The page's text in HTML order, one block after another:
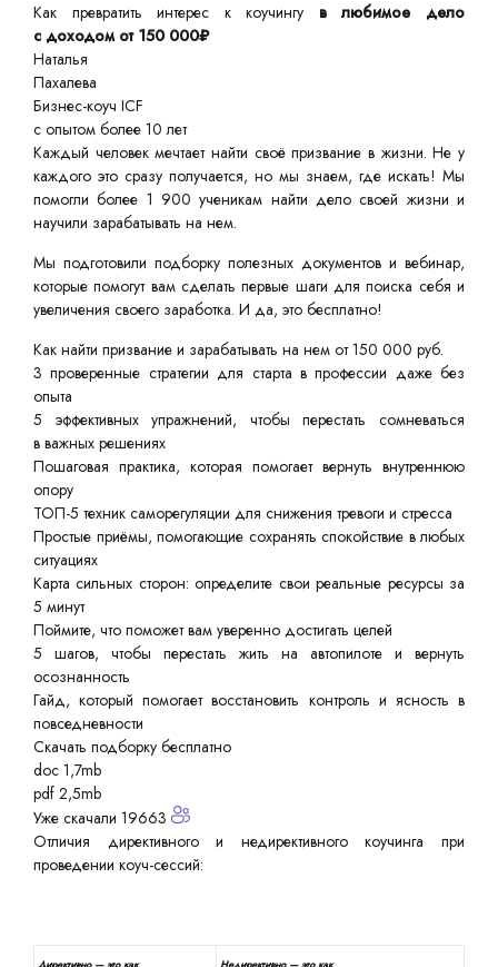
Как превратить интерес к коучингу в любимое дело
с доходом от 150 000₽
Наталья
Пахалева
Бизнес-коуч ICF
с опытом более 10 лет
Каждый человек мечтает найти своё призвание в жизни. Не у
каждого это сразу получается, но мы знаем, где искать! Мы
помогли более 1 900 ученикам найти дело своей жизни и
научили зарабатывать на нем.
Мы подготовили подборку полезных документов и вебинар,
которые помогут вам сделать первые шаги для поиска себя и
увеличения своего заработка. И да, это бесплатно!
Как найти призвание и зарабатывать на нем от 150 000 руб.
3 проверенные стратегии для старта в профессии даже без
опыта
5 эффективных упражнений, чтобы перестать сомневаться
в важных решениях
Пошаговая практика, которая помогает вернуть внутреннюю
опору
ТОП-5 техник саморегуляции для снижения тревоги и стресса
Простые приёмы, помогающие сохранять спокойствие в любых
ситуациях
Карта сильных сторон: определите свои реальные ресурсы за
5 минут
Поймите, что поможет вам уверенно достигать целей
5 шагов, чтобы перестать жить на автопилоте и вернуть
осознанность
Гайд, который помогает восстановить контроль и ясность в
повседневности
Скачать подборку бесплатно
doc 1,7mb
pdf 2,5mb
Уже скачали 19663
Отличия директивного и недирективного коучинга при
проведении коуч-сессий: